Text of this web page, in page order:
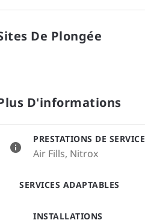
De Plongée
D'informations
PRESTATIONS DE SERVICE
Air Fills, Nitrox
SERVICES ADAPTABLES
INSTALLATIONS